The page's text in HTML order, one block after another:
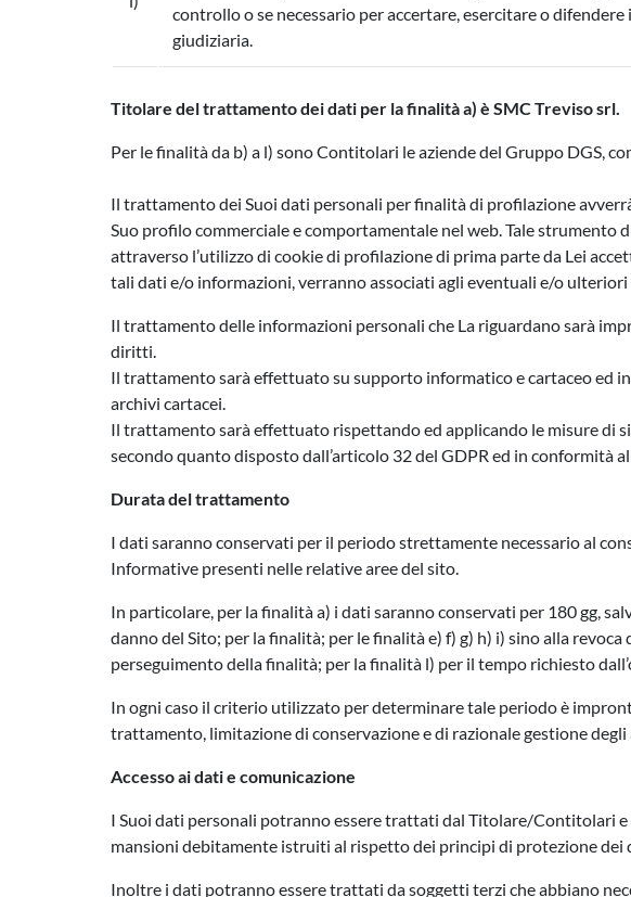
controllo o se necessario per accertare, esercitare o
giudiziaria.
Titolare del trattamento dei dati per la finalità a) è SMC Treviso srl.
Per le finalità da b) a l) sono Contitolari le aziende del Gruppo DGS,
Il trattamento dei Suoi dati personali per finalità di profilazione
Suo profilo commerciale e comportamentale nel web. Tale strumento
attraverso l’utilizzo di cookie di profilazione di prima parte da Lei
tali dati e/o informazioni, verranno associati agli eventuali e/o
Il trattamento delle informazioni personali che La riguardano sarà
diritti.
Il trattamento sarà effettuato su supporto informatico e cartaceo ed
archivi cartacei.
Il trattamento sarà effettuato rispettando ed applicando le misure di
secondo quanto disposto dall’articolo 32 del GDPR ed in
Durata del trattamento
I dati saranno conservati per il periodo strettamente necessario al
Informative presenti nelle relative aree del sito.
In particolare, per la finalità a) i dati saranno conservati per 180 gg,
danno del Sito; per la finalità; per le finalità e) f) g) h) i) sino alla
perseguimento della finalità; per la finalità l) per il tempo richiesto
In ogni caso il criterio utilizzato per determinare tale periodo è
trattamento, limitazione di conservazione e di razionale gestione degli
Accesso ai dati e comunicazione
I Suoi dati personali potranno essere trattati dal Titolare/Contitolari
mansioni debitamente istruiti al rispetto dei principi di protezione dei
Inoltre i dati potranno essere trattati da soggetti terzi che abbiano